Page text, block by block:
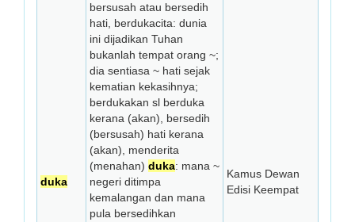
duka
bersusah atau bersedih
hati, berdukacita: dunia
ini dijadikan Tuhan
bukanlah tempat orang ~;
dia sentiasa ~ hati sejak
kematian kekasihnya;
berdukakan sl berduka
kerana (akan), ber­sedih
(bersusah) hati kerana
(akan), men­derita
(menahan) duka: mana ~
negeri di­timpa
kemalangan dan mana
pula ber­sedihkan
Kamus Dewan
Edisi Keempat